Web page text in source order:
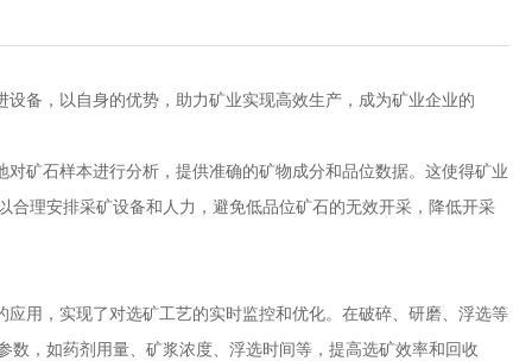
备，以自身的优势，助力矿业实现高效生产，成为矿业企业的
石样本进行分析，提供准确的矿物成分和品位数据。这使得矿业
理安排采矿设备和人力，避免低品位矿石的无效开采，降低开采
用，实现了对选矿工艺的实时监控和优化。在破碎、研磨、浮选等
，如药剂用量、矿浆浓度、浮选时间等，提高选矿效率和回收